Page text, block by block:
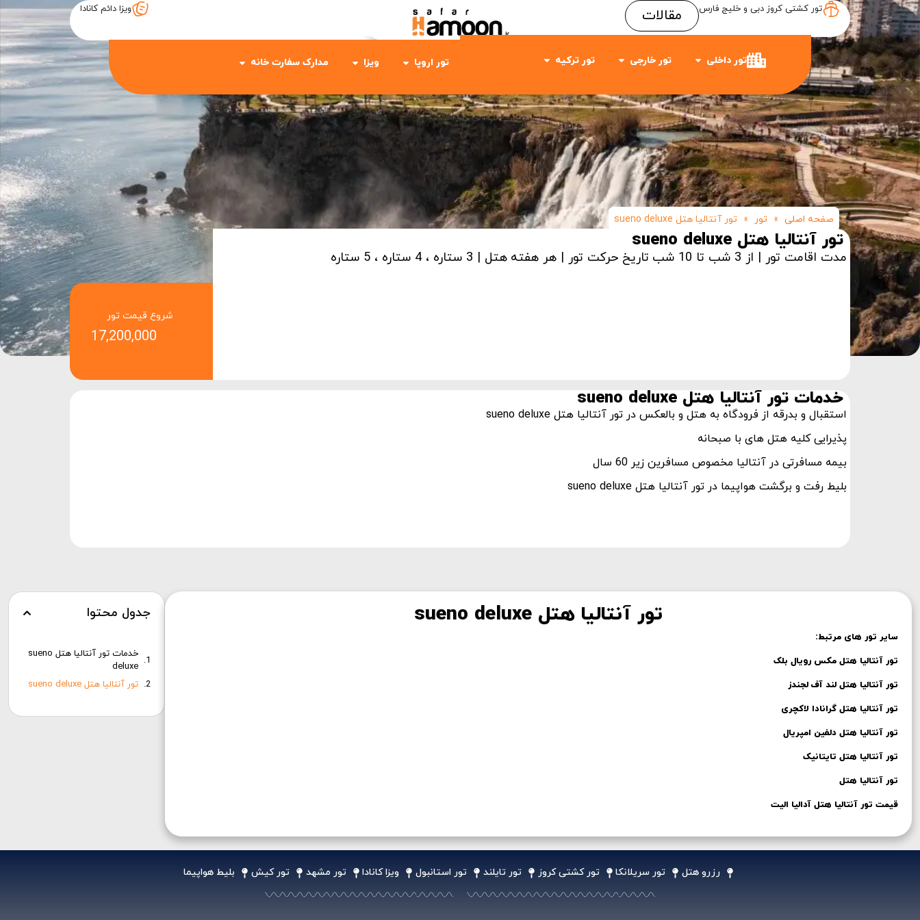
تور کشتی کروز دبی و خلیج فارس مقالات ویزا دائم کانادا
تور داخلی تور خارجی تور ترکیه تور اروپا ویزا مدارک سفارت خانه
Item #1
Item #3
صفحه اصلی » تور » تور آنتالیا هتل sueno deluxe
تور آنتالیا هتل sueno deluxe
مدت اقامت تور | از 3 شب تا 10 شب تاریخ حرکت تور | هر هفته هتل | 3 ستاره ، 4 ستاره ، 5 ستاره
شروع قیمت تور
17,200,000
خدمات تور آنتالیا هتل sueno deluxe
استقبال و بدرقه از فرودگاه به هتل و بالعکس در تور آنتالیا هتل sueno deluxe
پذیرایی کلیه هتل های با صبحانه
بیمه مسافرتی در آنتالیا مخصوص مسافرین زیر 60 سال
بلیط رفت و برگشت هواپیما در تور آنتالیا هتل sueno deluxe
جدول محتوا
خدمات تور آنتالیا هتل sueno
deluxe
تور آنتالیا هتل sueno deluxe
تور آنتالیا هتل sueno deluxe
سایر تور های مرتبط:
تور آنتالیا هتل مکس رویال بلک
تور آنتالیا هتل لند آف لجندز
تور آنتالیا هتل گرانادا لاکچری
تور آنتالیا هتل دلفین امپریال
تور آنتالیا هتل تایتانیک
تور آنتالیا هتل
قیمت تور آنتالیا هتل آدالیا الیت
رزرو هتل تور سریلانکا تور کشتی کروز تور تایلند تور استانبول ویزا کانادا تور مشهد تور کیش بلیط هواپیما